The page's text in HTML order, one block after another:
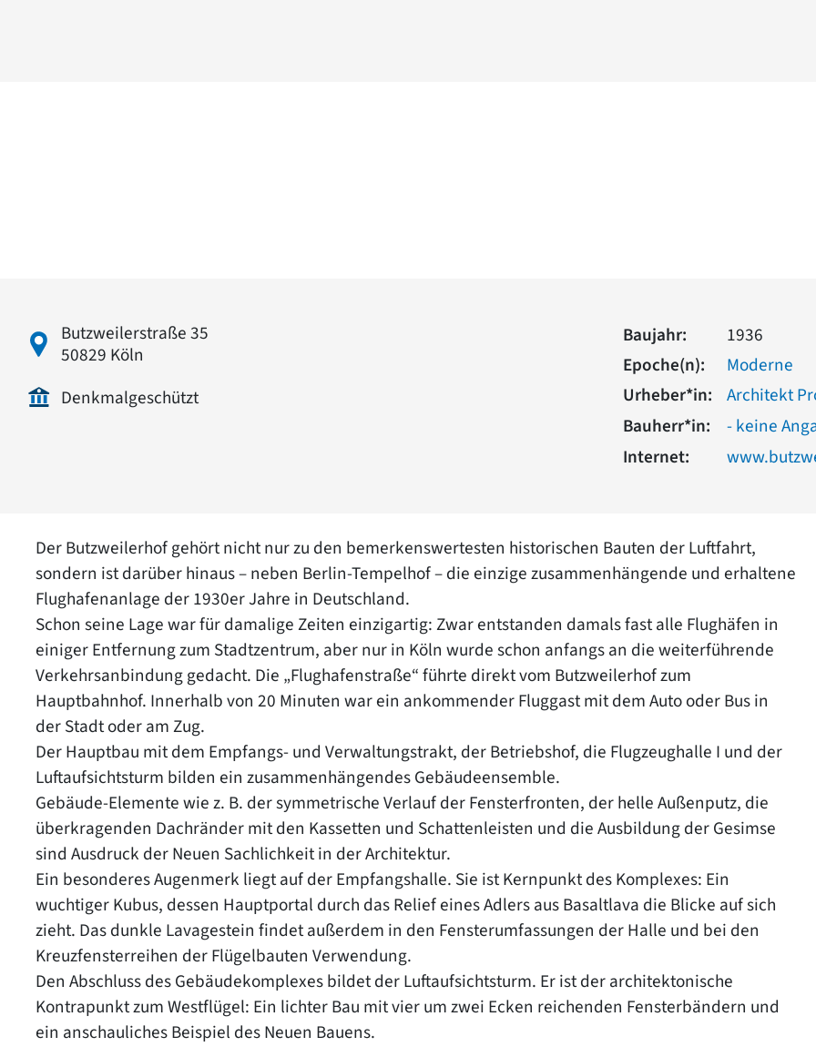
Butzweilerstraße 35
50829 Köln
Denkmalgeschützt
Baujahr:
1936
Epoche(n):
Moderne
Urheber*in:
Architekt
Bauherr*in:
- keine
Internet:
Der Butzweilerhof gehört nicht nur zu den bemerkenswertesten historischen Bauten der Luftfahrt,
sondern ist darüber hinaus – neben Berlin-Tempelhof – die einzige zusammenhängende und erhaltene
Flughafenanlage der 1930er Jahre in Deutschland.
Schon seine Lage war für damalige Zeiten einzigartig: Zwar entstanden damals fast alle Flughäfen in
einiger Entfernung zum Stadtzentrum, aber nur in Köln wurde schon anfangs an die weiterführende
Verkehrsanbindung gedacht. Die „Flughafenstraße“ führte direkt vom Butzweilerhof zum
Hauptbahnhof. Innerhalb von 20 Minuten war ein ankommender Fluggast mit dem Auto oder Bus in
der Stadt oder am Zug.
Der Hauptbau mit dem Empfangs- und Verwaltungstrakt, der Betriebshof, die Flugzeughalle I und der
Luftaufsichtsturm bilden ein zusammenhängendes Gebäudeensemble.
Gebäude-Elemente wie z. B. der symmetrische Verlauf der Fensterfronten, der helle Außenputz, die
überkragenden Dachränder mit den Kassetten und Schattenleisten und die Ausbildung der Gesimse
sind Ausdruck der Neuen Sachlichkeit in der Architektur.
Ein besonderes Augenmerk liegt auf der Empfangshalle. Sie ist Kernpunkt des Komplexes: Ein
wuchtiger Kubus, dessen Hauptportal durch das Relief eines Adlers aus Basaltlava die Blicke auf sich
zieht. Das dunkle Lavagestein findet außerdem in den Fensterumfassungen der Halle und bei den
Kreuzfensterreihen der Flügelbauten Verwendung.
Den Abschluss des Gebäudekomplexes bildet der Luftaufsichtsturm. Er ist der architektonische
Kontrapunkt zum Westflügel: Ein lichter Bau mit vier um zwei Ecken reichenden Fensterbändern und
ein anschauliches Beispiel des Neuen Bauens.